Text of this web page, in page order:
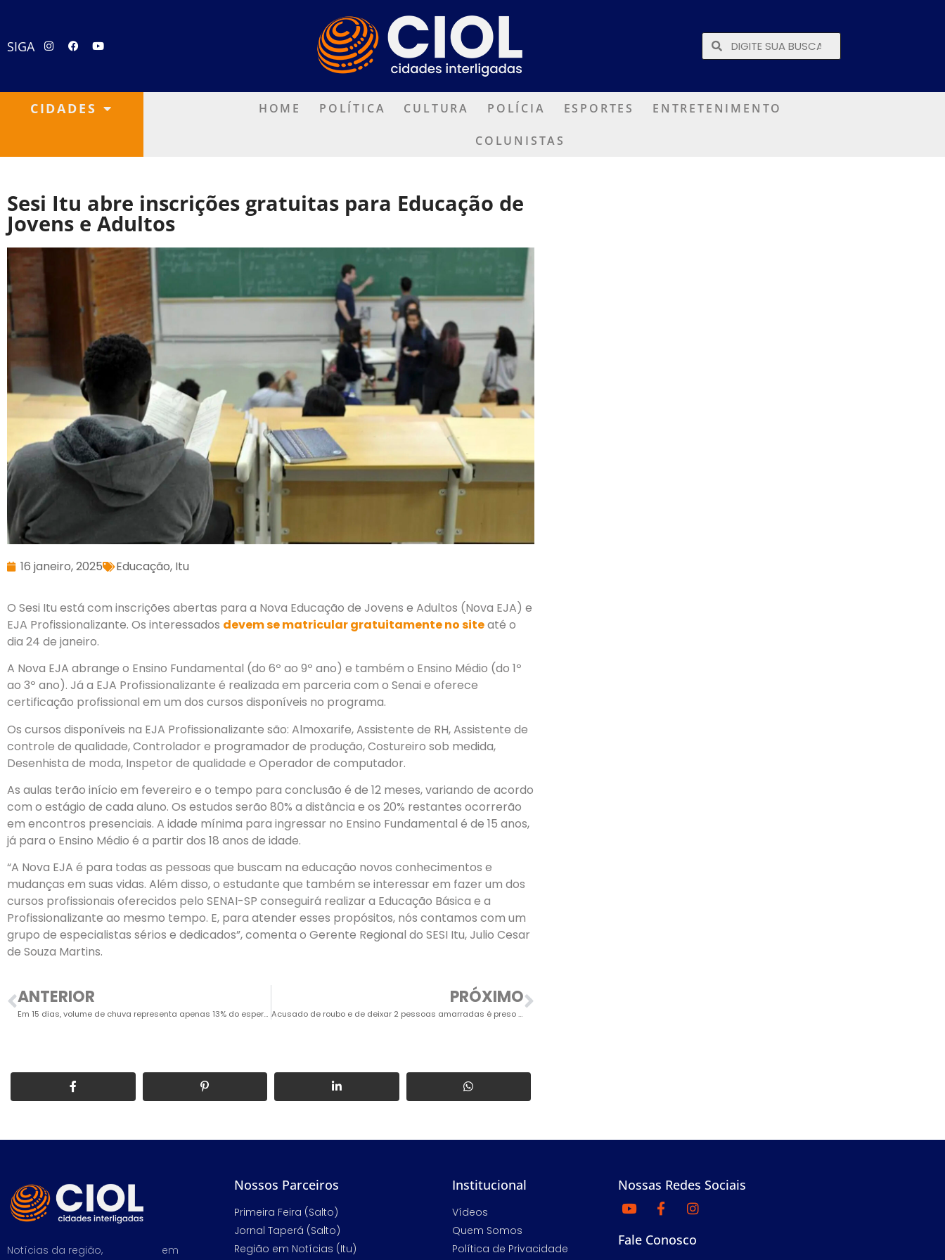
SIGA
CIDADES HOME POLÍTICA CULTURA POLÍCIA ESPORTES ENTRETENIMENTO
COLUNISTAS
Sesi Itu abre inscrições gratuitas para Educação de
Jovens e Adultos
16 janeiro, 2025 Educação, Itu
O Sesi Itu está com inscrições abertas para a Nova Educação de Jovens e Adultos (Nova EJA) e
EJA Profissionalizante. Os interessados devem se matricular gratuitamente no siteaté o
dia 24 de janeiro.
A Nova EJA abrange o Ensino Fundamental (do 6º ao 9º ano) e também o Ensino Médio (do 1º
ao 3º ano). Já a EJA Profissionalizante é realizada em parceria com o Senai e oferece
certificação profissional em um dos cursos disponíveis no programa.
Os cursos disponíveis na EJA Profissionalizante são: Almoxarife, Assistente de RH, Assistente de
controle de qualidade, Controlador e programador de produção, Costureiro sob medida,
Desenhista de moda, Inspetor de qualidade e Operador de computador.
As aulas terão início em fevereiro e o tempo para conclusão é de 12 meses, variando de acordo
com o estágio de cada aluno. Os estudos serão 80% a distância e os 20% restantes ocorrerão
em encontros presenciais. A idade mínima para ingressar no Ensino Fundamental é de 15 anos,
já para o Ensino Médio é a partir dos 18 anos de idade.
“A Nova EJA é para todas as pessoas que buscam na educação novos conhecimentos e
mudanças em suas vidas. Além disso, o estudante que também se interessar em fazer um dos
cursos profissionais oferecidos pelo SENAI-SP conseguirá realizar a Educação Básica e a
Profissionalizante ao mesmo tempo. E, para atender esses propósitos, nós contamos com um
grupo de especialistas sérios e dedicados”, comenta o Gerente Regional do SESI Itu, Julio Cesar
de Souza Martins.
ANTERIOR
Em 15 dias, volume de chuva representa apenas 13% do esperado para janeiro
PRÓXIMO
Acusado de roubo e de deixar 2 pessoas amarradas é preso por GCMs e PMs no trânsito
Notícias da região, em
Nossos Parceiros
Primeira Feira (Salto)
Jornal Taperá (Salto)
Região em Notícias (Itu)
Institucional
Vídeos
Quem Somos
Política de Privacidade
Nossas Redes Sociais
Fale Conosco